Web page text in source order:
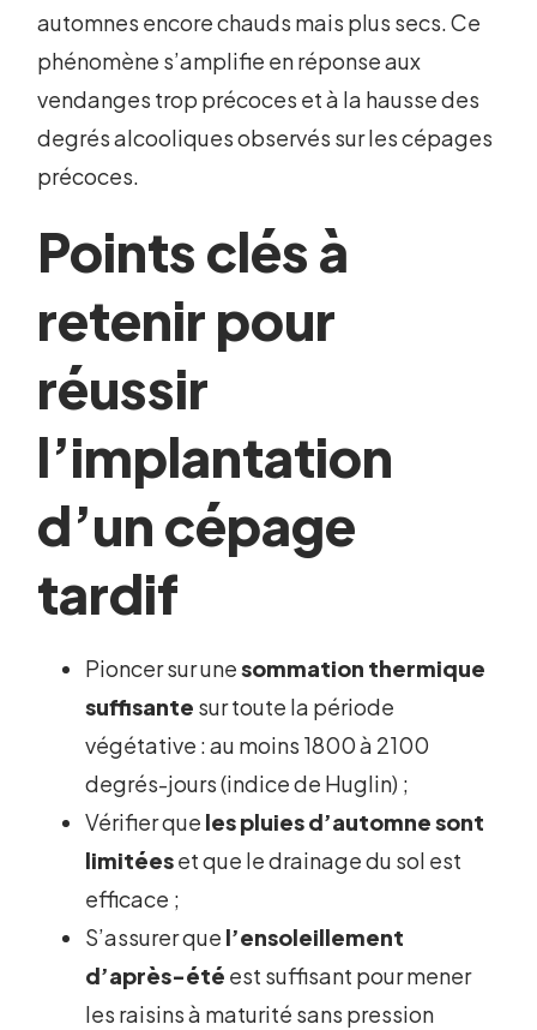
automnes encore chauds mais plus secs. Ce
phénomène s’amplifie en réponse aux
vendanges trop précoces et à la hausse des
degrés alcooliques observés sur les cépages
précoces.
Points clés à
retenir pour
réussir
l’implantation
d’un cépage
tardif
Pioncer sur unesommation thermique
suffisante sur toute la période
végétative : au moins 1800 à 2100
degrés-jours (indice de Huglin) ;
Vérifier que les pluies d’automne sont
limitéeset que le drainage du sol est
efficace ;
S’assurer que l’ensoleillement
d’après-été est suffisant pour mener
les raisins à maturité sans pression